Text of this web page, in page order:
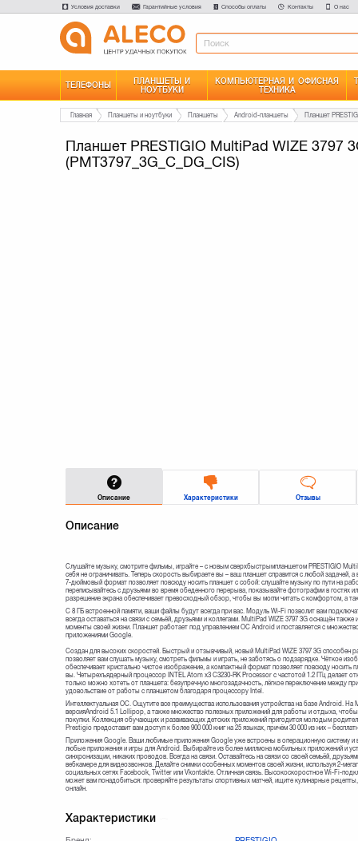
Условия доставки Гарантийные условия Способы оплаты Контакты О нас
ТЕЛЕФОНЫ
ПЛАНШЕТЫ И
НОУТБУКИ
КОМПЬЮТЕРНАЯ И ОФИСНАЯ
ТЕХНИКА
Главная Планшеты и ноутбуки Планшеты Android-планшеты
Планшет PRESTIGIO MultiPad WIZE 3797
(PMT3797_3G_C_DG_CIS)
Описание Характеристики Отзывы
Описание
Слушайте музыку, смотрите фильмы, играйте – с новым сверхбыстрымпланшетом PRESTIGIO
себя не ограничивать. Теперь скорость выбираете вы – ваш планшет справится с любой
7-дюймовый формат позволяет повсюду носить планшет с собой: слушайте музыку по пути на
переписывайтесь с друзьями во время обеденного перерыва, показывайте фотографии в гостях
разрешение экрана обеспечивает превосходный обзор, чтобы вы могли читать с комфортом, а
С 8 ГБ встроенной памяти, ваши файлы будут всегда при вас. Модуль Wi-Fi позволит вам
всегда оставаться на связи с семьёй, друзьями и коллегами. MultiPad WIZE 3797 3G оснащён
моменты своей жизни. Планшет работает под управлением ОС Android и поставляется с
приложениями Google.
Создан для высоких скоростей. Быстрый и отзывчивый, новый MultiPad WIZE 3797 3G способен
позволяет вам слушать музыку, смотреть фильмы и играть, не заботясь о подзарядке. Чёткое
обеспечивает кристально чистое изображение, а компактный формат позволяет повсюду
вы. Четырехъядерный процессор INTEL Atom x3 C3230-RK Processor с частотой 1.2 ГГц делает
только можно хотеть от планшета: безупречную многозадачность, лёгкое переключение между
удовольствие от работы с планшетом благодаря процессору Intel.
Интеллектуальная ОС. Ощутите все преимущества использования устройства на базе Android. На
версияAndroid 5.1 Lollipop, а также множество полезных приложений для работы и отдыха,
покупки. Коллекция обучающих и развивающих детских приложений пригодится молодым
Prestigio предоставит вам доступ к более 900 000 книг на 25 языках, причём 30 000 из них –
Приложения Google. Ваши любимые приложения Google уже встроены в операционную систему и
любые приложения и игры для Android. Выбирайте из более миллиона мобильных приложений и
синхронизации, никаких проводов. Всегда на связи. Оставайтесь на связи со своей семьёй,
вебкамере для видеозвонков. Делайте снимки особенных моментов своей жизни, используя 2-
социальных сетях Facebook, Twitter или Vkontakte. Отличная связь. Высокоскоростное Wi-Fi-
может вам понадобиться: проверяйте результаты спортивных матчей, ищите кулинарные
онлайн.
Характеристики